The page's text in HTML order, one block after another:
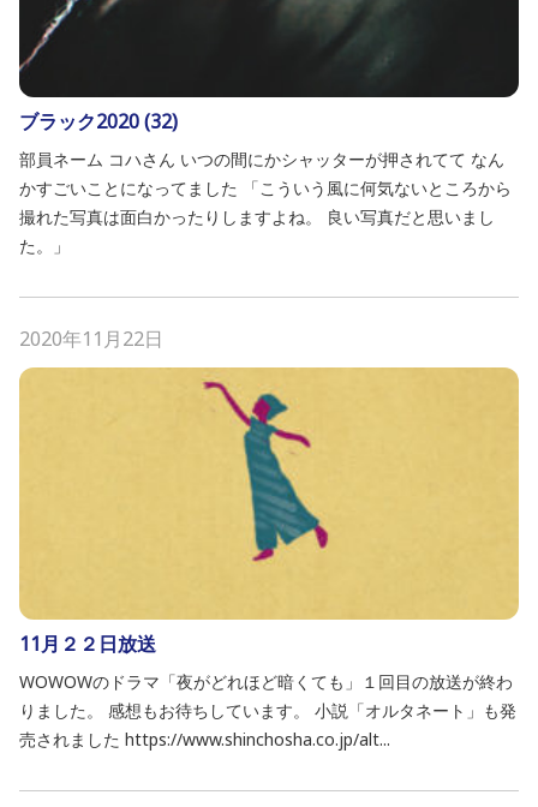
ブラック2020 (32)
部員ネーム コハさん いつの間にかシャッターが押されてて なん
かすごいことになってました 「こういう風に何気ないところから
撮れた写真は面白かったりしますよね。 良い写真だと思いまし
た。」
2020年11月22日
11月２２日放送
WOWOWのドラマ「夜がどれほど暗くても」１回目の放送が終わ
りました。 感想もお待ちしています。 小説「オルタネート」も発
売されました https://www.shinchosha.co.jp/alt...